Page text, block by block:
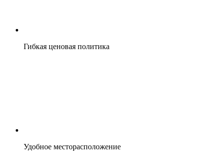
Гибкая ценовая политика
Удобное месторасположение